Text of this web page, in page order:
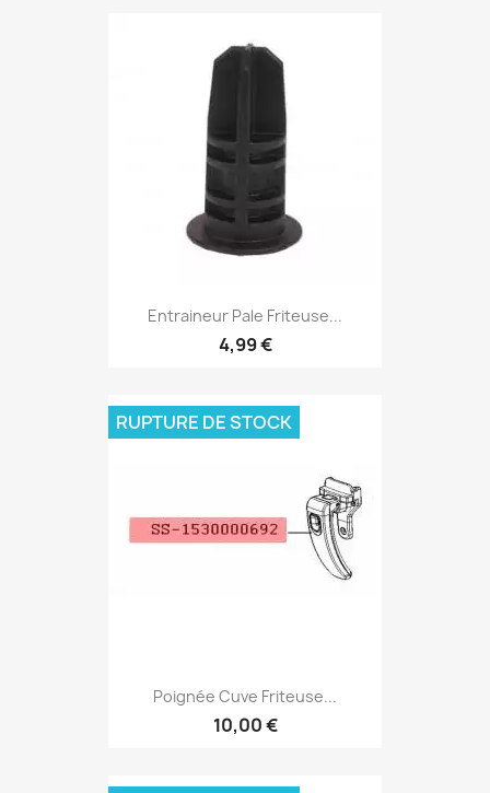
Entraineur Pale Friteuse...
4,99 €
Poignée Cuve Friteuse...
10,00 €
RUPTURE DE STOCK